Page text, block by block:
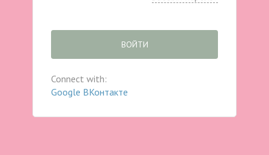
ВОЙТИ
Connect with:
Google ВКонтакте